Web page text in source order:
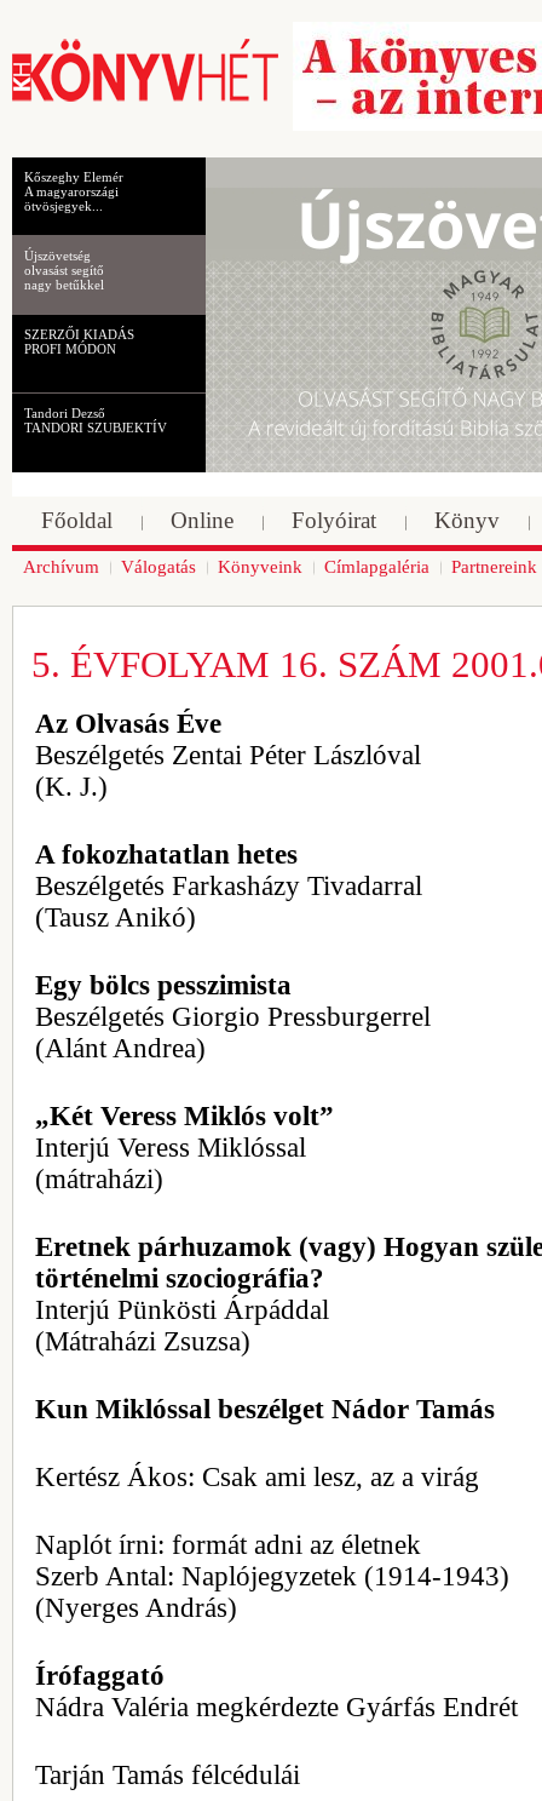
Kőszeghy Elemér
A magyarországi
ötvösjegyek...
Újszövetség
olvasást segítő
nagy betűkkel
SZERZŐI KIADÁS
PROFI MÓDON
Tandori Dezső
TANDORI SZUBJEKTÍV
Főoldal Online Folyóirat Könyv
Archívum Válogatás Könyveink Címlapgaléria Partnereink
5. ÉVFOLYAM 16. SZÁM
Az Olvasás Éve
Beszélgetés Zentai Péter Lászlóval
(K. J.)
A fokozhatatlan hetes
Beszélgetés Farkasházy Tivadarral
(Tausz Anikó)
Egy bölcs pesszimista
Beszélgetés Giorgio Pressburgerrel
(Alánt Andrea)
„Két Veress Miklós volt”
Interjú Veress Miklóssal
(mátraházi)
Eretnek párhuzamok (vagy) Hogyan
történelmi szociográfia?
Interjú Pünkösti Árpáddal
(Mátraházi Zsuzsa)
Kun Miklóssal beszélget Nádor Tamás
Kertész Ákos: Csak ami lesz, az a virág
Naplót írni: formát adni az életnek
Szerb Antal: Naplójegyzetek (1914-1943)
(Nyerges András)
Írófaggató
Nádra Valéria megkérdezte Gyárfás Endrét
Tarján Tamás félcédulái